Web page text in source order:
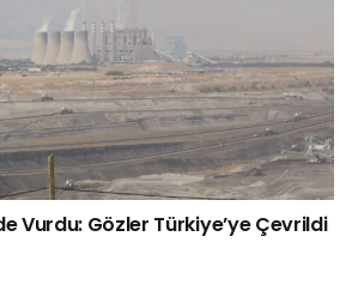
Vurdu: Gözler Türkiye’ye Çevrildi